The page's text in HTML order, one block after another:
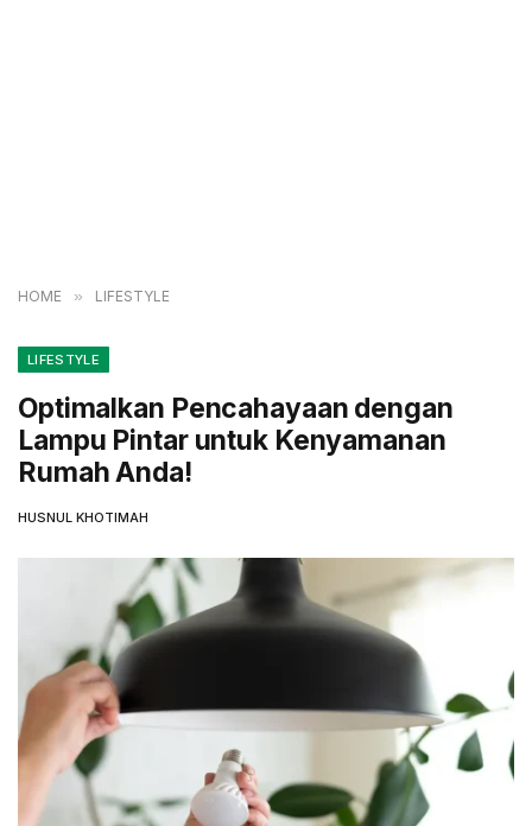
HOME » LIFESTYLE
LIFESTYLE
Optimalkan Pencahayaan dengan
Lampu Pintar untuk Kenyamanan
Rumah Anda!
HUSNUL KHOTIMAH